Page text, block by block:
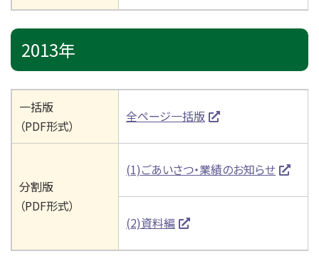
2013年
一括版
（PDF形式）
全ページ一括版
分割版
（PDF形式）
(1)ごあいさつ・業績のお知らせ
(2)資料編